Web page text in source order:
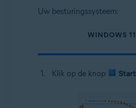
Uw besturingssysteem:
WINDOWS 11
Klik op de knop Start